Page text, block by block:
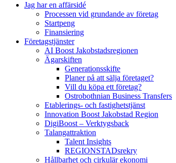
Jag har en affärsidé
Processen vid grundande av företag
Startpeng
Finansiering
Företagstjänster
AI Boost Jakobstadsregionen
Ägarskiften
Generationsskifte
Planer på att sälja företaget?
Vill du köpa ett företag?
Ostrobothnian Business Transfers
Etablerings- och fastighetstjänst
Innovation Boost Jakobstad Region
DigiBoost – Verktygsback
Talangattraktion
Talent Insights
REGIONSTADsrekry
Hållbarhet och cirkulär ekonomi